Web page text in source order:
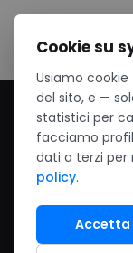
Salta al contenuto
Home/ Software/
Help desk e
ambiente
Cookie su
Usiamo
del sito, e —
statistici per
facciamo
dati a terzi per
policy.